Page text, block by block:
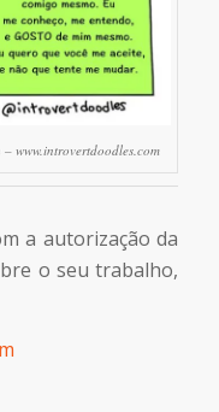
www.introvertdoodles.com
a autorização da
o seu trabalho,